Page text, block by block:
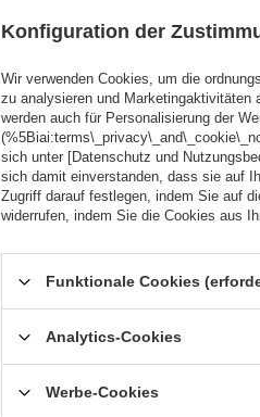
Konfiguration der
Wir verwenden Cookies, um die
zu analysieren und Marketingaktivitäten
werden auch für Personalisierung der
sich unter [Datenschutz und
sich damit einverstanden, dass sie auf
Zugriff darauf festlegen, indem Sie auf
widerrufen, indem Sie die Cookies aus
Funktionale Cookies
Analytics-Cookies
Werbe-Cookies